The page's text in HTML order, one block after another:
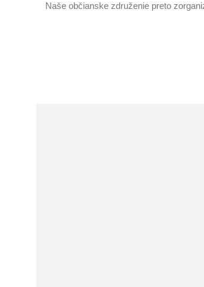
Naše občianske združenie preto